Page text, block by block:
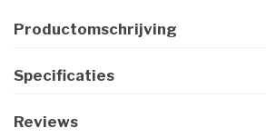
Productomschrijving
Specificaties
Reviews